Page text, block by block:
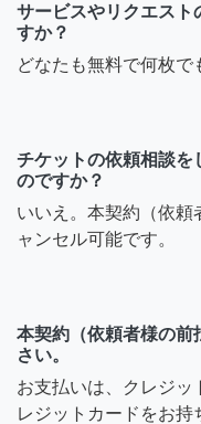
サービスやリクエスト
すか？
どなたも無料で何枚で
チケットの依頼相談を
のですか？
いいえ。本契約（依頼
ャンセル可能です。
本契約（依頼者様の前
さい。
お支払いは、クレジッ
レジットカードをお